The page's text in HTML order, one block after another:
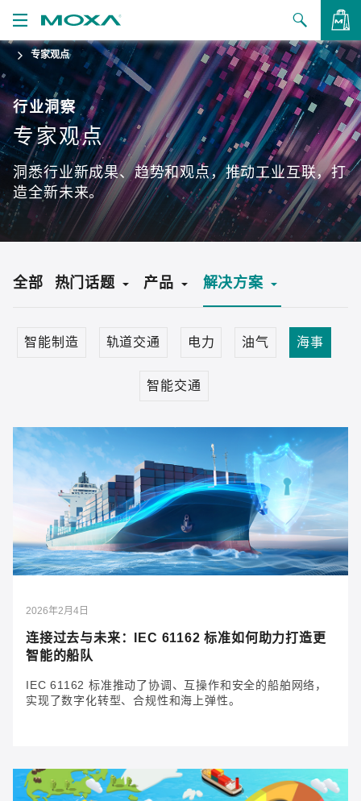
品
决方案
持
何购买
于我们
作伙伴专区
专家观点
行业洞察
专家观点
洞悉行业新成果、趋势和观点，推动工业互联，打
造全新未来。
全部 热门话题 产品 解决方案
IIoT 网络安全 大数据 冗余 TSN
Cyber Resilience Act
以太网交换机 工业无线 安全路由器
串行连接
IIoT 网关
智能制造 轨道交通 电力 油气 海事
智能交通
2026年2月4日
连接过去与未来：IEC 61162 标准如何助力打造更
智能的船队
IEC 61162 标准推动了协调、互操作和安全的船舶网络，
实现了数字化转型、合规性和海上弹性。
查看询价